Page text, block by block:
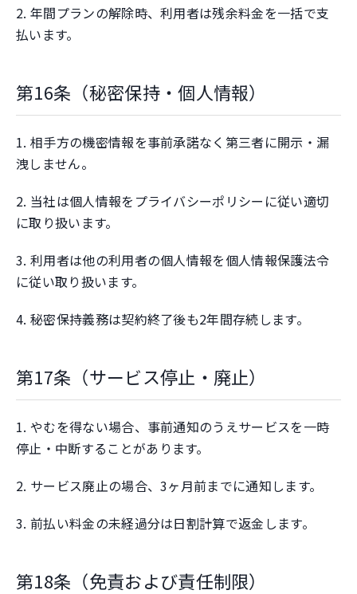
2. 年間プランの解除時、利用者は残余料金を一括で支
払います。
第16条（秘密保持・個人情報）
1. 相手方の機密情報を事前承諾なく第三者に開示・漏
洩しません。
2. 当社は個人情報をプライバシーポリシーに従い適切
に取り扱います。
3. 利用者は他の利用者の個人情報を個人情報保護法令
に従い取り扱います。
4. 秘密保持義務は契約終了後も2年間存続します。
第17条（サービス停止・廃止）
1. やむを得ない場合、事前通知のうえサービスを一時
停止・中断することがあります。
2. サービス廃止の場合、3ヶ月前までに通知します。
3. 前払い料金の未経過分は日割計算で返金します。
第18条（免責および責任制限）